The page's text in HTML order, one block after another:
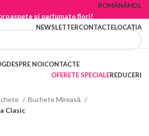
ROMÂNĂMDL
și parfumate flori!
NEWSLETTERCONTACTELOCAȚIA
DESPRE NOICONTACTE
OFERETE SPECIALEREDUCERI
Buchete Mireasă
Clasic